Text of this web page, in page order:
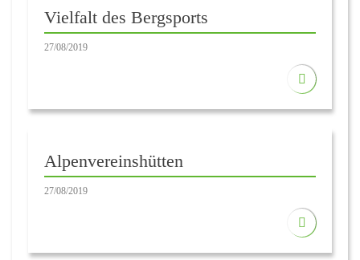
Vielfalt des Bergsports
27/08/2019
Alpenvereinshütten
27/08/2019